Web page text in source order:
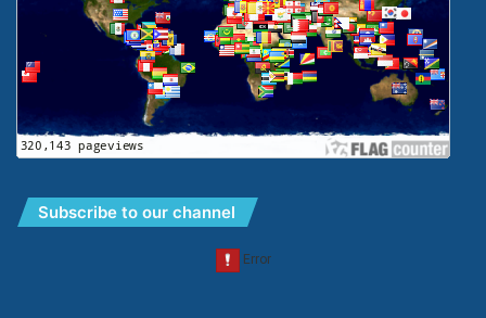
Subscribe to our channel